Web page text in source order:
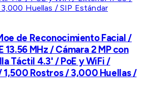
de Reconocimiento Facial /
13.56 MHz / Cámara 2 MP con
Táctil 4.3' / PoE y WiFi /
1,500 Rostros / 3,000 Huellas /